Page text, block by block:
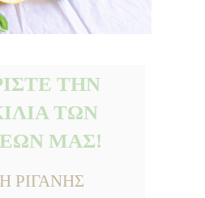
ΤΗΝ
ΤΩΝ
ΜΑΣ!
ΡΙΓΑΝΗΣ